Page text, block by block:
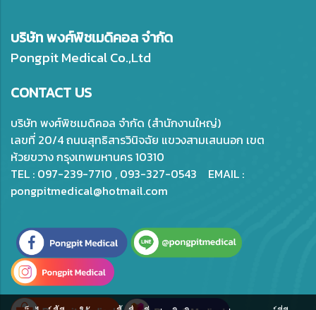
บริษัท พงศ์พิชเมดิคอล จำกัด
Pongpit Medical Co.,Ltd
CONTACT US
บริษัท พงศ์พิชเมดิคอล จำกัด (สำนักงานใหญ่)
เลขที่ 20/4 ถนนสุทธิสารวินิจฉัย แขวงสามเสนนอก เขต
ห้วยขวาง กรุงเทพมหานคร 10310
TEL : 097-239-7710 , 093-327-0543 EMAIL :
pongpitmedical@hotmail.com